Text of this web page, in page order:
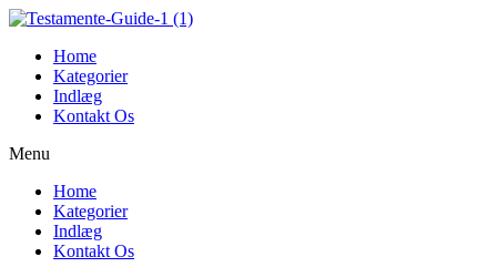
Videre
indholdHome
Kategorier
Indlæg
Kontakt Os
Menu
Home
Kategorier
Indlæg
Kontakt Os